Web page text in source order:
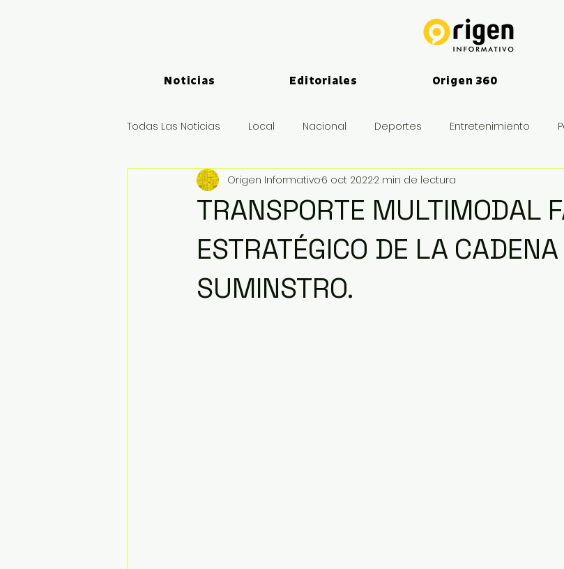
Noticias Editoriales Origen 360
Todas Las Noticias Local Nacional Deportes Entretenimiento
Logística y Puertos Deportes
TRANSPORTE MULTIMODAL
ESTRATÉGICO DE LA CADENA
SUMINSTRO.
Origen Informativo6 oct 20222 min de lectura